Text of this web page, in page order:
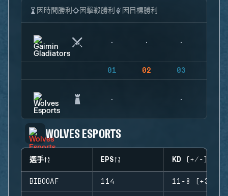
因時間勝利 因擊殺勝利 因目標勝利
01 02 03
WOLVES ESPORTS
選手 EPS KD (+/-)
BIBOOAF 114 11-8 (+3)